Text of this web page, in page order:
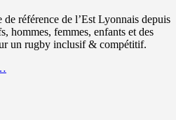
référence de l’Est Lyonnais depuis
hommes, femmes, enfants et des
un rugby inclusif & compétitif.